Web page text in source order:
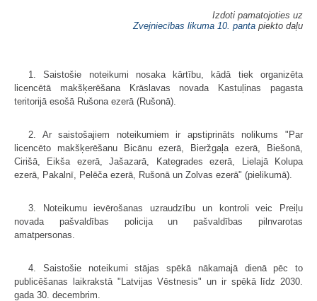
Izdoti pamatojoties uz
Zvejniecības likuma 10. panta piekto daļu
1. Saistošie noteikumi nosaka kārtību, kādā tiek organizēta
licencētā makšķerēšana Krāslavas novada Kastuļinas pagasta
teritorijā esošā Rušona ezerā (Rušonā).
2. Ar saistošajiem noteikumiem ir apstiprināts nolikums "Par
licencēto makšķerēšanu Bicānu ezerā, Bieržgaļa ezerā, Biešonā,
Cirišā, Eikša ezerā, Jašazarā, Kategrades ezerā, Lielajā Kolupa
ezerā, Pakalnī, Pelēča ezerā, Rušonā un Zolvas ezerā" (pielikumā).
3. Noteikumu ievērošanas uzraudzību un kontroli veic Preiļu
novada pašvaldības policija un pašvaldības pilnvarotas
amatpersonas.
4. Saistošie noteikumi stājas spēkā nākamajā dienā pēc to
publicēšanas laikrakstā "Latvijas Vēstnesis" un ir spēkā līdz 2030.
gada 30. decembrim.